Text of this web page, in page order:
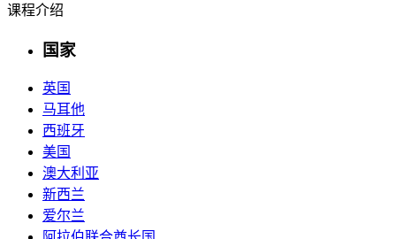
课程介绍
国家
英国
马耳他
西班牙
美国
澳大利亚
新西兰
爱尔兰